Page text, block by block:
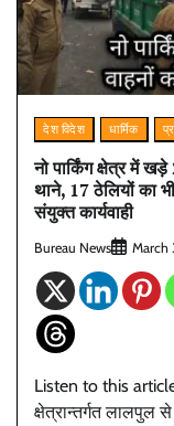
देश विदेश धार्मिक
नो पार्किंग क्षेत्र में
थाने, 17 ठेलियों का
संयुक्त कार्यवाही
Bureau News March
Listen to this
क्षेत्रान्तर्गत